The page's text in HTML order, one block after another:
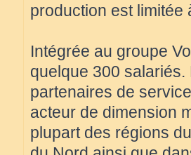
production est limitée
Intégrée au groupe
quelque 300 salariés.
partenaires de
acteur de dimension
plupart des régions